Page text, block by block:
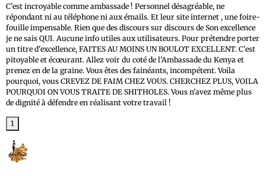
C'est incroyable comme ambassade ! Personnel désagréable, ne
répondant ni au téléphone ni aux émails. Et leur site internet , une foire-
fouille impensable. Rien que des discours sur discours de Son excellence
je ne sais QUI. Aucune info utiles aux utilisateurs. Pour prétendre porter
un titre d'excellence, FAITES AU MOINS UN BOULOT EXCELLENT. C'est
pitoyable et écœurant. Allez voir du coté de l'Ambassade du Kenya et
prenez en de la graine. Vous êtes des fainéants, incompétent. Voila
pourquoi, vous CREVEZ DE FAIM CHEZ VOUS. CHERCHEZ PLUS, VOILA
POURQUOI ON VOUS TRAITE DE SHITHOLES. Vous n'avez même plus
de dignité à défendre en réalisant votre travail !
1